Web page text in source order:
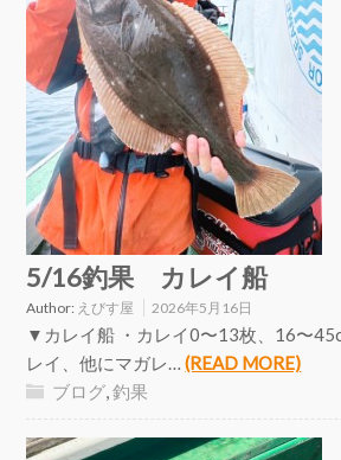
5/16釣果 カレイ船
Author: えびす屋 2026年5月16日
▼カレイ船 ・カレイ0〜13枚、16〜
レイ、他にマガレ…(READ MORE)
ブログ,釣果